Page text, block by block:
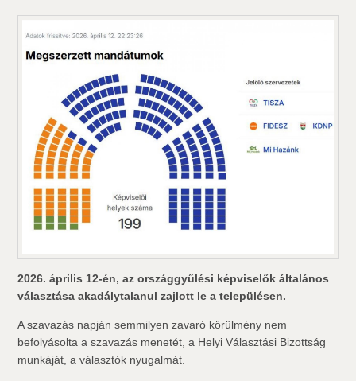
2026. április 12-én, az országgyűlési képviselők általános
választása akadálytalanul zajlott le a településen.
A szavazás napján semmilyen zavaró körülmény nem
befolyásolta a szavazás menetét, a Helyi Választási Bizottság
munkáját, a választók nyugalmát.